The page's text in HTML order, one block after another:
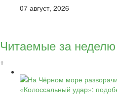
07 август, 2026
Читаемые за неделю
+